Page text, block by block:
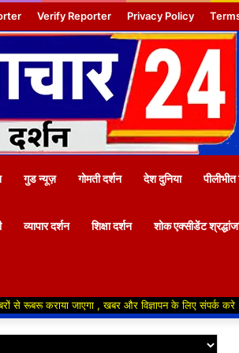
Verify Reporter Privacy Policy
गुड न्यूज़ गोमती दर्शन देश दुनिया पीलीभीत
व्यापार दर्शन शिक्षा दर्शन शोक एक्सीडेंट
जाएगा , खबर और विज्ञापन के लिए संपर्क करे +91